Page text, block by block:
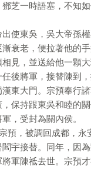
芝一時語塞，不知如
使東吳，吳大帝孫
衰老，便拉著他的
見，並送給他一顆
後將軍，接替陳到
東大門。宗預奉行
保持跟東吳和睦的
，受封為關內侯。
預，被調回成都，永
宇接替。同年，因為
軍陳祗去世。宗預